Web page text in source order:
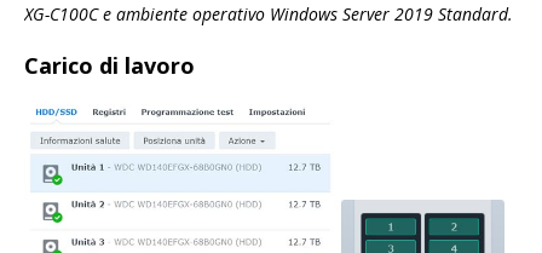
XG-C100C e ambiente operativo Windows Server 2019 Standard.
Carico di lavoro